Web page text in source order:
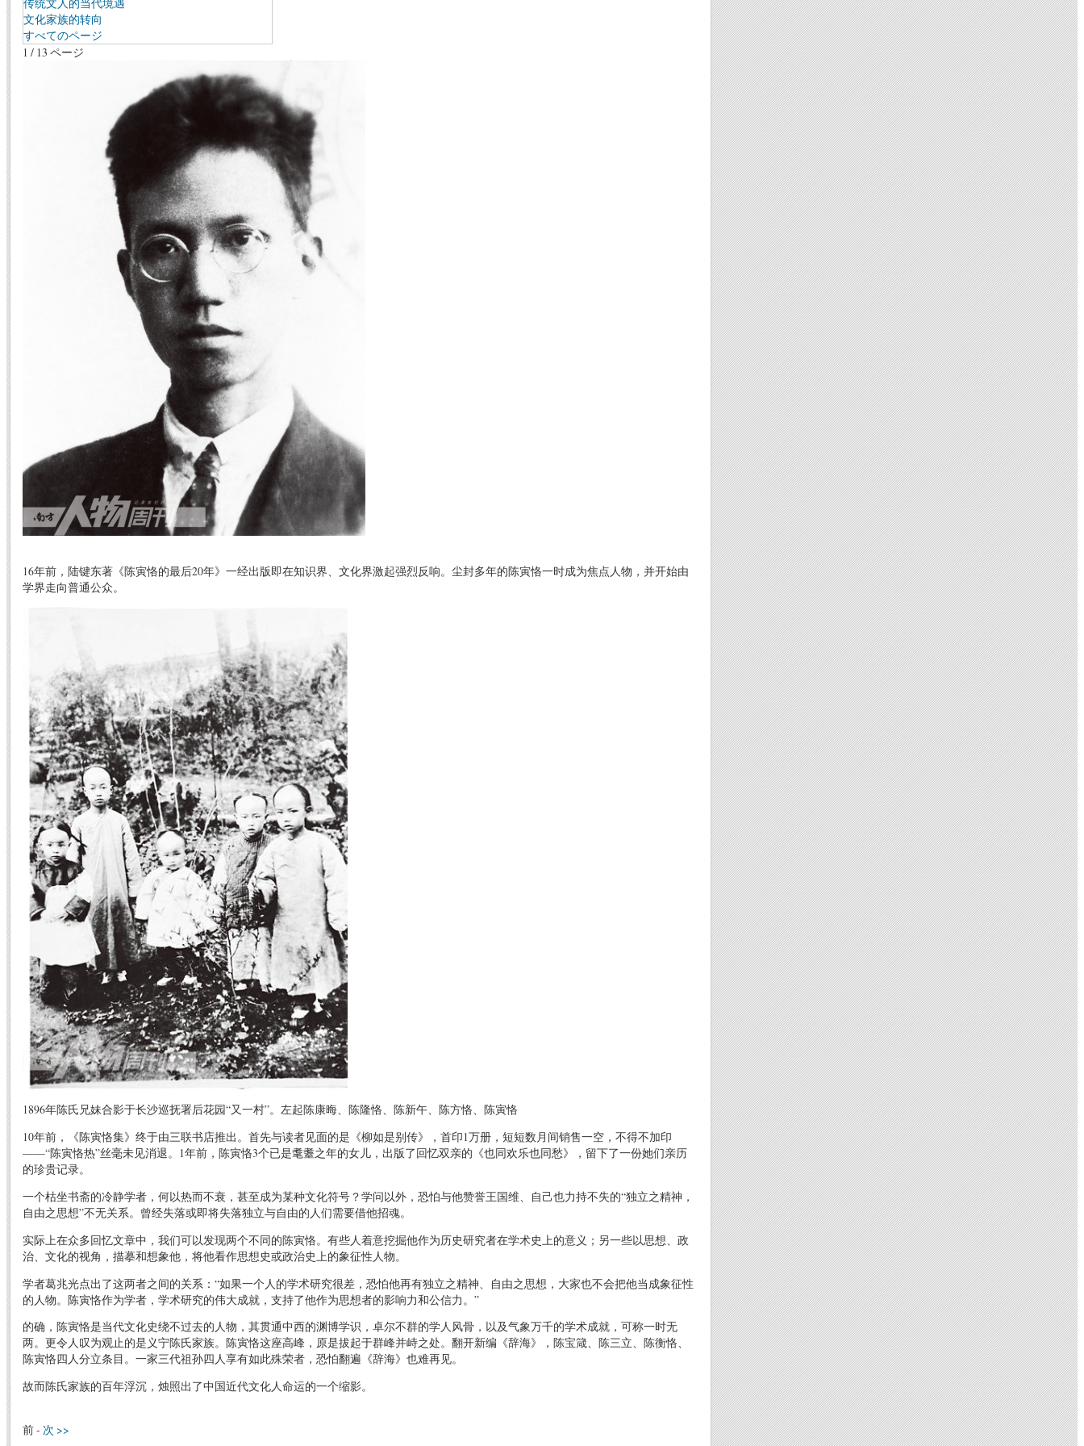
文化家族的转向
すべてのページ
1 / 13 ページ
16年前，陆键东著《陈寅恪的最后20年》一经出版即在知识界、文化界激起强烈反响。尘封多年的陈寅恪一时成为焦点人物，并开始由
学界走向普通公众。
1896年陈氏兄妹合影于长沙巡抚署后花园“又一村”。左起陈康晦、陈隆恪、陈新午、陈方恪、陈寅恪
10年前，《陈寅恪集》终于由三联书店推出。首先与读者见面的是《柳如是别传》，首印1万册，短短数月间销售一空，不得不加印
——“陈寅恪热”丝毫未见消退。1年前，陈寅恪3个已是耄耋之年的女儿，出版了回忆双亲的《也同欢乐也同愁》，留下了一份她们亲历
的珍贵记录。
一个枯坐书斋的冷静学者，何以热而不衰，甚至成为某种文化符号？学问以外，恐怕与他赞誉王国维、自己也力持不失的“独立之精神，
自由之思想”不无关系。曾经失落或即将失落独立与自由的人们需要借他招魂。
实际上在众多回忆文章中，我们可以发现两个不同的陈寅恪。有些人着意挖掘他作为历史研究者在学术史上的意义；另一些以思想、政
治、文化的视角，描摹和想象他，将他看作思想史或政治史上的象征性人物。
学者葛兆光点出了这两者之间的关系：“如果一个人的学术研究很差，恐怕他再有独立之精神、自由之思想，大家也不会把他当成象征性
的人物。陈寅恪作为学者，学术研究的伟大成就，支持了他作为思想者的影响力和公信力。”
的确，陈寅恪是当代文化史绕不过去的人物，其贯通中西的渊博学识，卓尔不群的学人风骨，以及气象万千的学术成就，可称一时无
两。更令人叹为观止的是义宁陈氏家族。陈寅恪这座高峰，原是拔起于群峰并峙之处。翻开新编《辞海》，陈宝箴、陈三立、陈衡恪、
陈寅恪四人分立条目。一家三代祖孙四人享有如此殊荣者，恐怕翻遍《辞海》也难再见。
故而陈氏家族的百年浮沉，烛照出了中国近代文化人命运的一个缩影。
前 - 次 >>